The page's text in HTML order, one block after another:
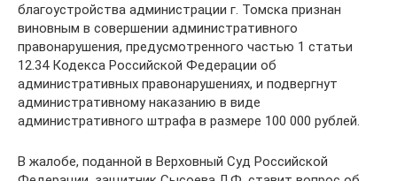
благоустройства администрации г. Томска признан
виновным в совершении административного
правонарушения, предусмотренного частью 1 статьи
12.34 Кодекса Российской Федерации об
административных правонарушениях, и подвергнут
административному наказанию в виде
административного штрафа в размере 100 000 рублей.
В жалобе, поданной в Верховный Суд Российской